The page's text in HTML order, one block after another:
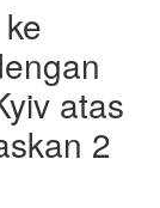
atas
2